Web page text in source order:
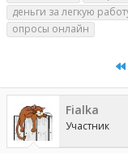
о
р
т
а
н
а
а
деньги за легкую
опросы онлайн
Fialka
Участник